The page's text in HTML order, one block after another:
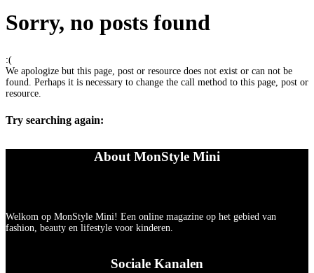
Sorry, no posts found
:(
We apologize but this page, post or resource does not exist or can not be
found. Perhaps it is necessary to change the call method to this page, post or
resource.
Try searching again:
About MonStyle Mini
Welkom op MonStyle Mini! Een online magazine op het gebied van
fashion, beauty en lifestyle voor kinderen.
Sociale Kanalen